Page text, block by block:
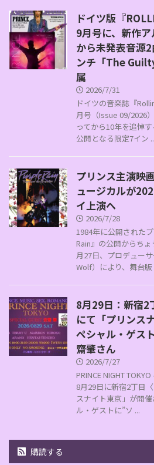
ドイツ版『
9月号に、新作
から未発表音源
ンチ「The
属
2026/7/31
ドイツの音楽誌『
月号（Issue 09/2026
ってから10年を追悼
公開となる限定7イン
プリンス主演映
ュージカルが
イ上演へ
2026/7/28
1984年に公開された
Rain』の公開からち
月27日、プロデュー
Wolf）により、舞台
8月29日：新宿2
にて「プリンス
ペシャル・ゲス
齋肇さん
2026/7/27
PRINCE NIGHT
8月29日に新宿2丁目
スナイト東京」が開
ル・ゲストに”ソ ...
購読する